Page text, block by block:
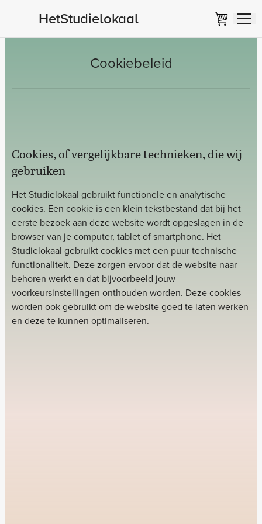
HetStudielokaal
Cookiebeleid
Cookies, of vergelijkbare technieken, die wij
gebruiken
Het Studielokaal gebruikt functionele en analytische
cookies. Een cookie is een klein tekstbestand dat bij het
eerste bezoek aan deze website wordt opgeslagen in de
browser van je computer, tablet of smartphone. Het
Studielokaal gebruikt cookies met een puur technische
functionaliteit. Deze zorgen ervoor dat de website naar
behoren werkt en dat bijvoorbeeld jouw
voorkeursinstellingen onthouden worden. Deze cookies
worden ook gebruikt om de website goed te laten werken
en deze te kunnen optimaliseren.